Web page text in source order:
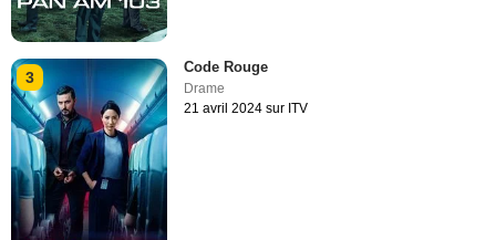
3
Code Rouge
Drame
21 avril 2024 sur ITV